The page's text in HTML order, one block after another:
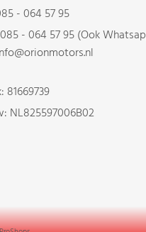
- 064 57 95
085 - 064 57 95 (Ook
81669739
NL825597006B02